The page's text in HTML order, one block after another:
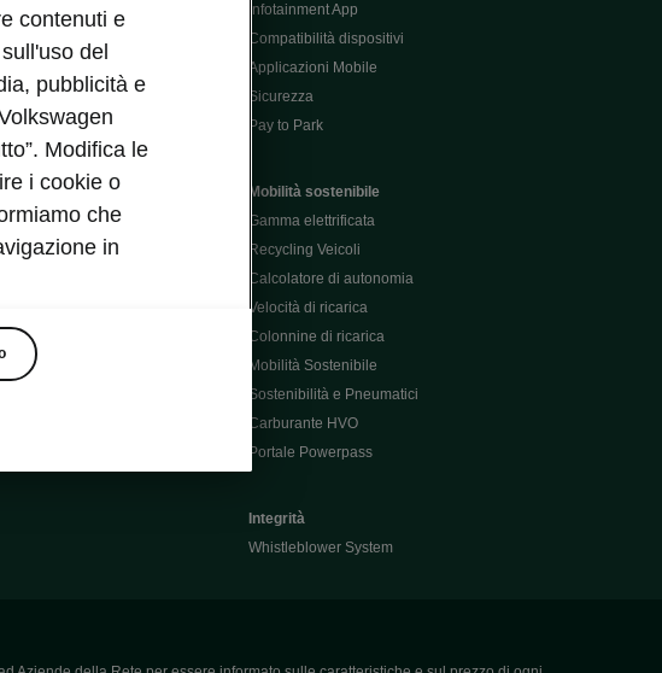
X Factor 202
Infotainment App
Compatibilità dispositivi
Applicazioni Mobile
Sicurezza
Pay to Park
Mobilità sostenibile
Gamma elettrificata
Recycling Veicoli
Calcolatore di autonomia
Velocità di ricarica
Colonnine di ricarica
Mobilità Sostenibile
Sostenibilità e Pneumatici
Carburante HVO
Portale Powerpass
Integrità
Whistleblower System
contenuti e
del
pubblicità e
Modifica le
i cookie o
che
in